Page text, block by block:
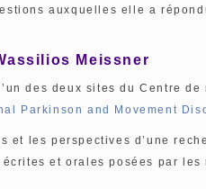
auxquelles elle a
Meissner
des deux sites du Centre de
Parkinson and Movement
et les perspectives d’une
et orales posées par les